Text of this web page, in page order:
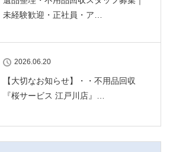
未経験歓迎・正社員・ア…
2026.06.20
【大切なお知らせ】・・不用品回収
『桜サービス 江戸川店』…